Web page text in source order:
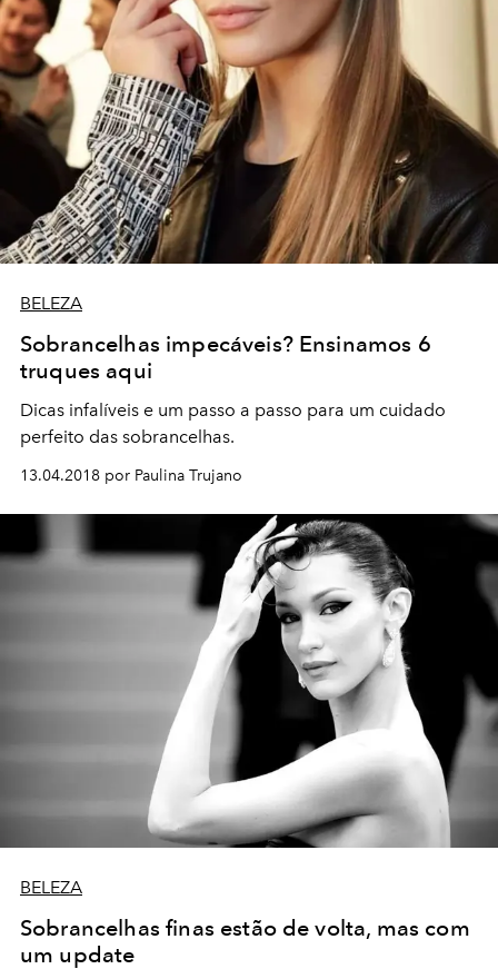
BELEZA
Sobrancelhas impecáveis? Ensinamos 6
truques aqui
Dicas infalíveis e um passo a passo para um cuidado
perfeito das sobrancelhas.
13.04.2018 por Paulina Trujano
BELEZA
Sobrancelhas finas estão de volta, mas com
um update